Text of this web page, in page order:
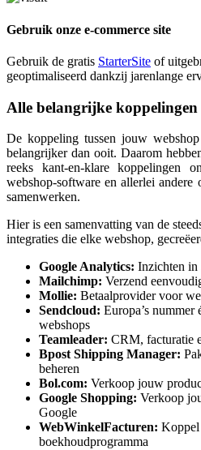
Gebruik onze e-commerce site
Gebruik de gratis StarterSite of
geoptimaliseerd dankzij jarenlange
Alle belangrijke koppelingen
De koppeling tussen jouw
belangrijker dan ooit. Daarom
reeks kant-en-klare koppelingen
webshop-software en allerlei andere
samenwerken.
Hier is een samenvatting van de
integraties die elke webshop,
Google Analytics: Inzichten in
Mailchimp: Verzend
Mollie: Betaalprovider voor
Sendcloud: Europa’s nummer
webshops
Teamleader: CRM, facturatie
Bpost Shipping Manager:
beheren
Bol.com: Verkoop jouw
Google Shopping: Verkoop
Google
WebWinkelFacturen:
boekhoudprogramma